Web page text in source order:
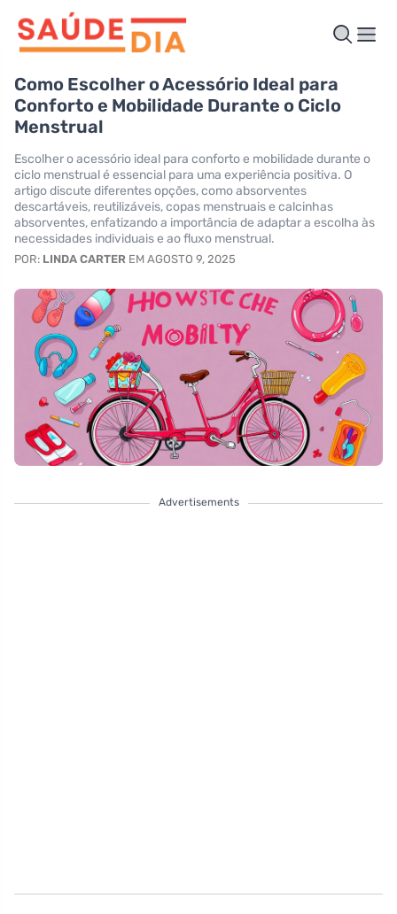
Como Escolher o Acessório Ideal para
Conforto e Mobilidade Durante o Ciclo
Menstrual
Escolher o acessório ideal para conforto e mobilidade durante o
ciclo menstrual é essencial para uma experiência positiva. O
artigo discute diferentes opções, como absorventes
descartáveis, reutilizáveis, copas menstruais e calcinhas
absorventes, enfatizando a importância de adaptar a escolha às
necessidades individuais e ao fluxo menstrual.
POR: LINDA CARTER EM AGOSTO 9, 2025
Advertisements